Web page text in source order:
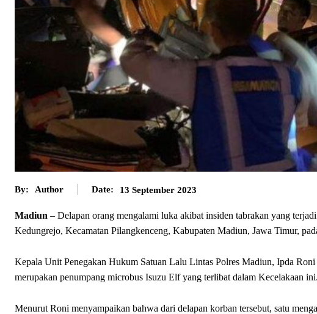
By: Author Date: 13 September 2023
Madiun – Delapan orang mengalami luka akibat insiden tabrakan yang
Kedungrejo, Kecamatan Pilangkenceng, Kabupaten Madiun, Jawa Timur,
Kepala Unit Penegakan Hukum Satuan Lalu Lintas Polres Madiun, Ipda
merupakan penumpang microbus Isuzu Elf yang terlibat dalam Kecelakaan ini.
Menurut Roni menyampaikan bahwa dari delapan korban tersebut, satu